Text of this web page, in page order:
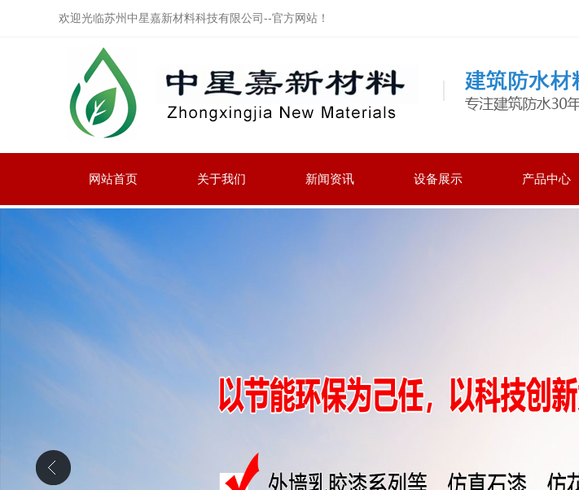
欢迎光临苏州中星嘉新材料科技有限公司--官方网站！
网站首页 关于我们 新闻资讯 设备展示 产品中心